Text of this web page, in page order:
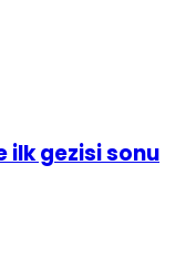
ilk gezisi sonu